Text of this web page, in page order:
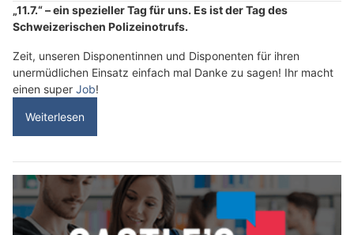
„11.7.“ – ein spezieller Tag für uns. Es ist der Tag des
Schweizerischen Polizeinotrufs.
Zeit, unseren Disponentinnen und Disponenten für ihren
unermüdlichen Einsatz einfach mal Danke zu sagen! Ihr macht
einen super Job!
Weiterlesen